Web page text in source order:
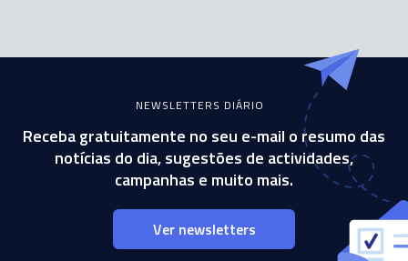
NEWSLETTERS DIÁRIO
Receba gratuitamente no seu e-mail o resumo das
notícias do dia, sugestões de actividades,
campanhas e muito mais.
Ver newsletters